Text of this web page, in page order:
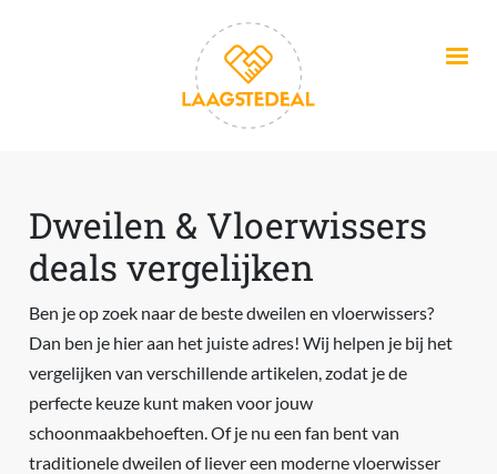
Dweilen & Vloerwissers
deals vergelijken
Ben je op zoek naar de beste dweilen en vloerwissers?
Dan ben je hier aan het juiste adres! Wij helpen je bij het
vergelijken van verschillende artikelen, zodat je de
perfecte keuze kunt maken voor jouw
schoonmaakbehoeften. Of je nu een fan bent van
traditionele dweilen of liever een moderne vloerwisser